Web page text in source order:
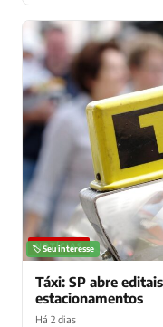
NOTÍCIAS
🏷️ Seu interesse
Táxi: SP abre
estacionamentos
Há 2 dias